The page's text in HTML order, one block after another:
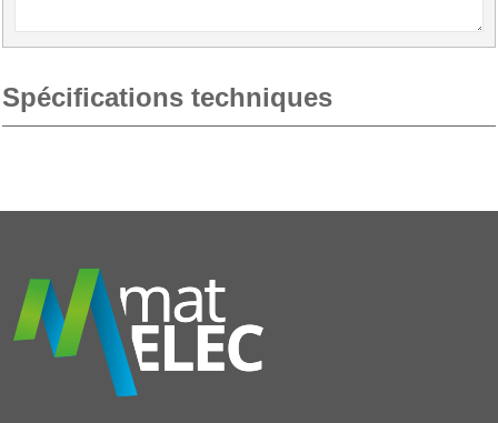
Spécifications techniques